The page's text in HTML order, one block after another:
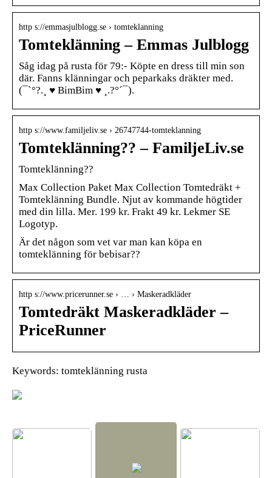
http s://emmasjulblogg.se › tomteklanning
Tomteklänning – Emmas Julblogg
Såg idag på rusta för 79:- Köpte en dress till min son
där. Fanns klänningar och peparkaks dräkter med.
(¯`°?.¸ ♥ BimBim ♥ ¸.?°´¯).
http s://www.familjeliv.se › 26747744-tomteklanning
Tomteklänning?? – FamiljeLiv.se
Tomteklänning??
Max Collection Paket Max Collection Tomtedräkt +
Tomteklänning Bundle. Njut av kommande högtider
med din lilla. Mer. 199 kr. Frakt 49 kr. Lekmer SE
Logotyp.
Är det någon som vet var man kan köpa en
tomteklänning för bebisar??
http s://www.pricerunner.se › … › Maskeradkläder
Tomtedräkt Maskeradkläder –
PriceRunner
Keywords: tomteklänning rusta